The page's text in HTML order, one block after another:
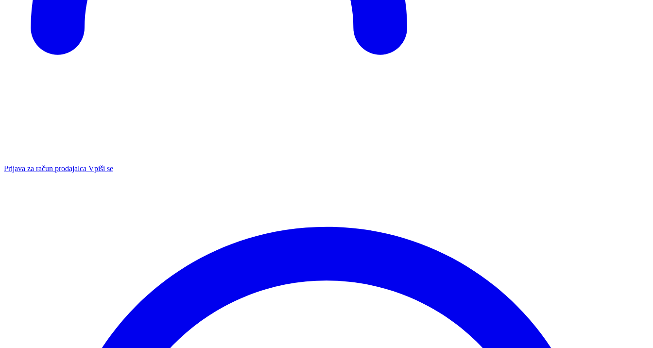
Prijava za račun prodajalca Vpiši se